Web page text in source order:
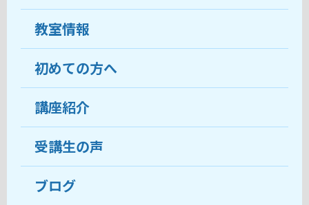
教室情報
教室について
受講生の声
おすすめ・人気の講座
目的から講座を探す
初めての方へ
ココがおすすめ
料金
受講までの流れ
講座紹介
受講生の声
ブログ